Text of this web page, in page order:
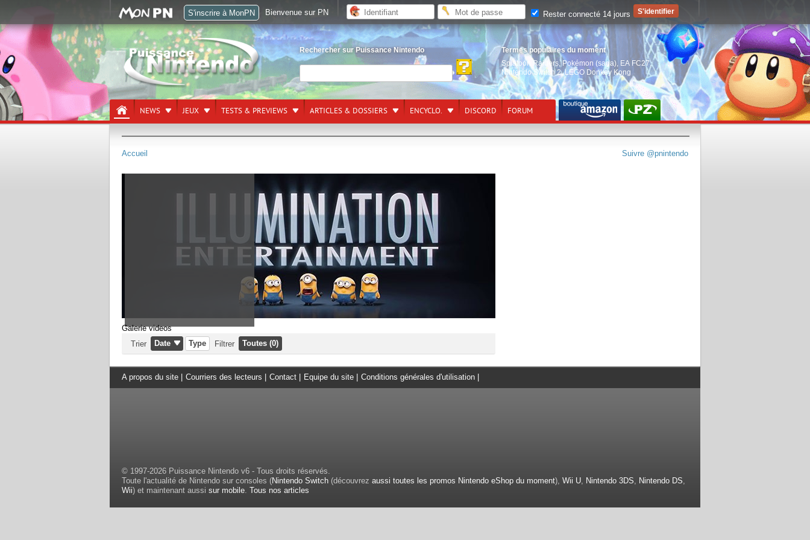
Rechercher sur Puissance Nintendo
Termes populaires du moment
Splatoon Raiders, Pokémon (saga) EA FC27,
Nintendo Switch 2,LEGO Donkey Kong
NEWS JEUX TESTS & PREVIEWS ARTICLES & DOSSIERS ENCYCLO. DISCORD FORUM
Suivre @pnintendo
Accueil
Galerie videos
Trier
Date Type Filtrer Toutes (0)
A propos du site Courriers des lecteurs Contact Equipe du site Conditions générales d'utilisation
© 1997-2026 Puissance Nintendo v6 - Tous droits réservés.
Toute l'actualité de Nintendo sur consoles (Nintendo Switch (découvrez aussi toutes les promos Nintendo eShop du moment), Wii U, Nintendo 3DS, Nintendo DS,
Wii) et maintenant aussi sur mobile. Tous nos articles
S'inscrire à MonPN Bienvenue sur PN Rester connecté 14 jours